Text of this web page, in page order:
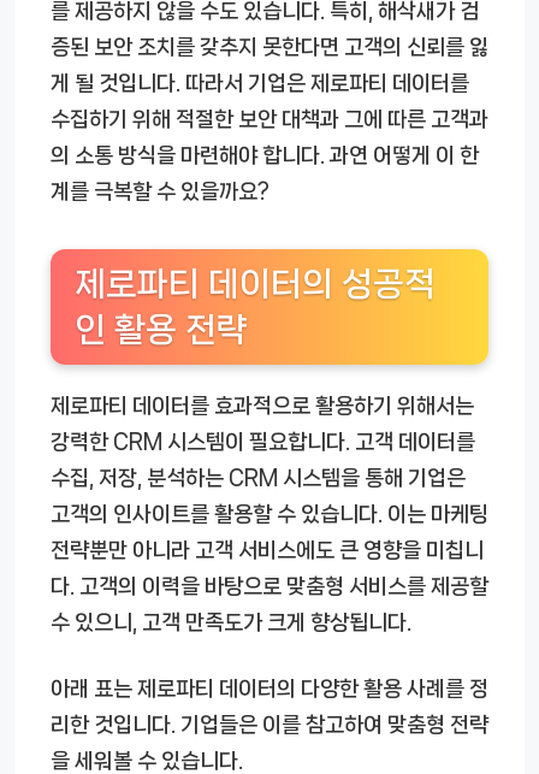
를 제공하지 않을 수도 있습니다. 특히, 해삭새가 검
증된 보안 조치를 갖추지 못한다면 고객의 신뢰를 잃
게 될 것입니다. 따라서 기업은 제로파티 데이터를
수집하기 위해 적절한 보안 대책과 그에 따른 고객과
의 소통 방식을 마련해야 합니다. 과연 어떻게 이 한
계를 극복할 수 있을까요?
제로파티 데이터의 성공적
인 활용 전략
제로파티 데이터를 효과적으로 활용하기 위해서는
강력한 CRM 시스템이 필요합니다. 고객 데이터를
수집, 저장, 분석하는 CRM 시스템을 통해 기업은
고객의 인사이트를 활용할 수 있습니다. 이는 마케팅
전략뿐만 아니라 고객 서비스에도 큰 영향을 미칩니
다. 고객의 이력을 바탕으로 맞춤형 서비스를 제공할
수 있으니, 고객 만족도가 크게 향상됩니다.
아래 표는 제로파티 데이터의 다양한 활용 사례를 정
리한 것입니다. 기업들은 이를 참고하여 맞춤형 전략
을 세워볼 수 있습니다.